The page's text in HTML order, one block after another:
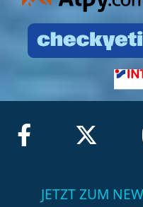
JETZT ZUM